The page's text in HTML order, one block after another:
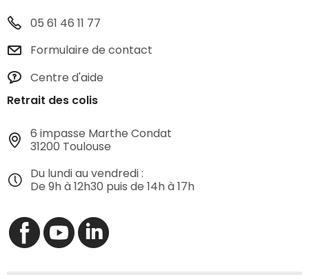
05 61 46 11 77
Formulaire de contact
Centre d'aide
Retrait des colis
6 impasse Marthe Condat
31200 Toulouse
Du lundi au vendredi :
De 9h à 12h30 puis de 14h à 17h